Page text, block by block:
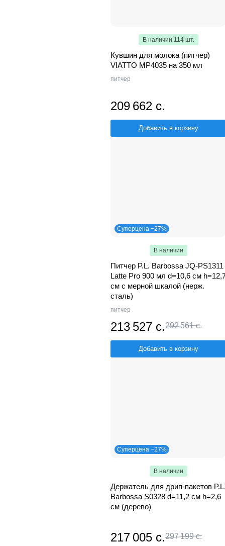
В наличии 114 шт.
Кувшин для молока (питчер)
VIATTO MP4035 на 350 мл
питчер
209 662 с.
Добавить в корзину
Суперцена −27%
В наличии
Питчер P.L. Barbossa JQ-PS1311
Latte Pro 900 мл d=10,6 см
см с мерной шкалой (нерж.
сталь)
питчер
213 527 с.292 561 с.
Добавить в корзину
Суперцена −27%
В наличии
Держатель для дрип-пакетов
Barbossa S0328 d=11,2 см h=2,6
см (дерево)
217 005 с.297 199 с.